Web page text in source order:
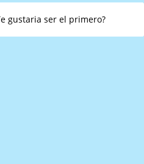
gustaria ser el primero?